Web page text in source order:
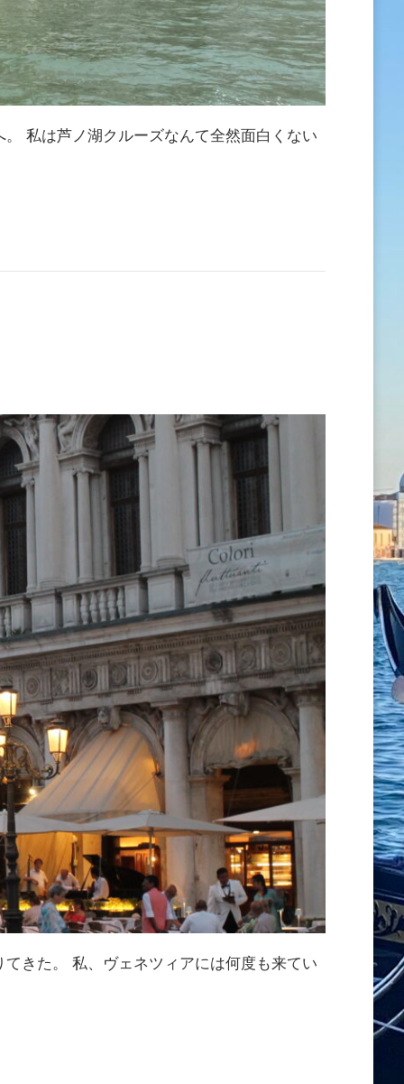
私は芦ノ湖クルーズなんて全然面白くない
きた。 私、ヴェネツィアには何度も来てい